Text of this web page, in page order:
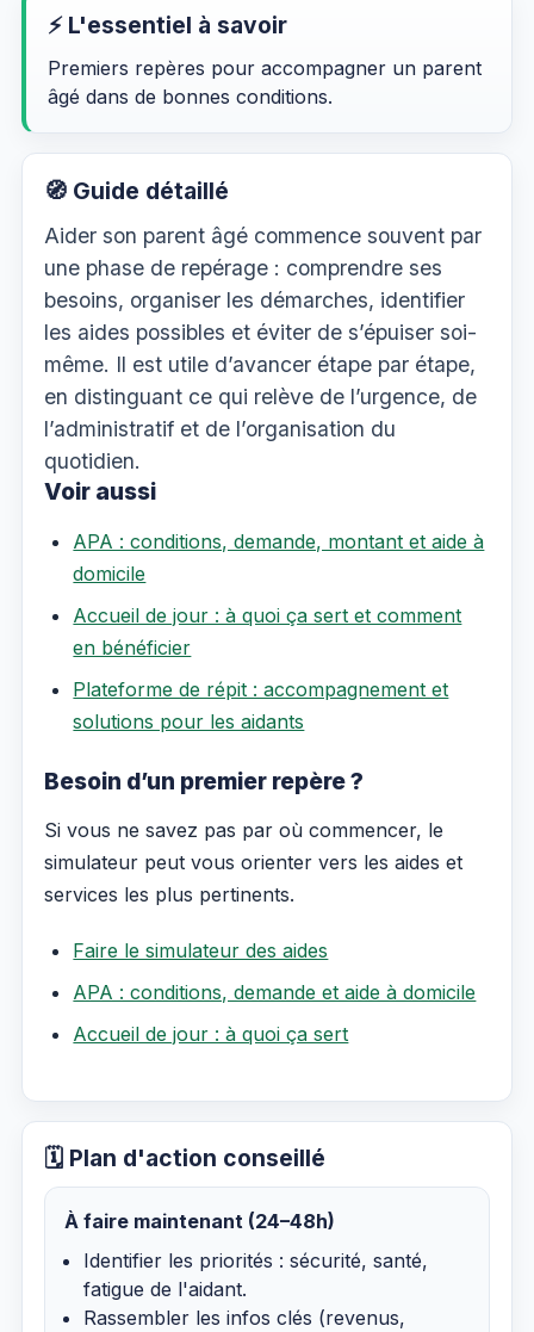
⚡ L'essentiel à savoir
Premiers repères pour accompagner un parent
âgé dans de bonnes conditions.
🧭 Guide détaillé
Aider son parent âgé commence souvent par
une phase de repérage : comprendre ses
besoins, organiser les démarches, identifier
les aides possibles et éviter de s’épuiser soi-
même. Il est utile d’avancer étape par étape,
en distinguant ce qui relève de l’urgence, de
l’administratif et de l’organisation du
quotidien.
Voir aussi
APA : conditions, demande, montant et aide à
domicile
Accueil de jour : à quoi ça sert et comment
en bénéficier
Plateforme de répit : accompagnement et
solutions pour les aidants
Besoin d’un premier repère ?
Si vous ne savez pas par où commencer, le
simulateur peut vous orienter vers les aides et
services les plus pertinents.
Faire le simulateur des aides
APA : conditions, demande et aide à domicile
Accueil de jour : à quoi ça sert
🗓️ Plan d'action conseillé
À faire maintenant (24–48h)
Identifier les priorités : sécurité, santé,
fatigue de l'aidant.
Rassembler les infos clés (revenus,